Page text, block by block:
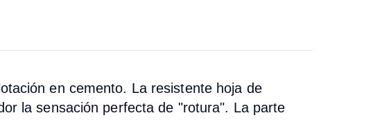
en cemento. La resistente hoja de
la sensación perfecta de "rotura". La parte